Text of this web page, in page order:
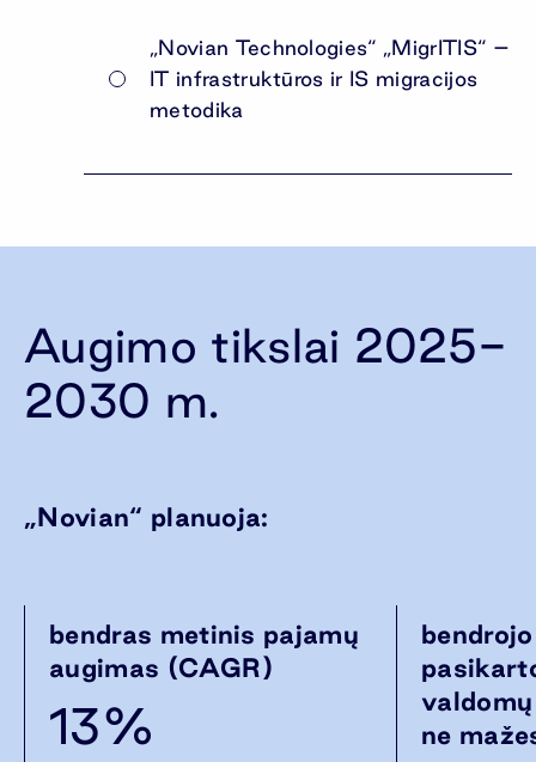
„Novian Technologies“ „MigrITIS“ –
IT infrastruktūros ir IS migracijos
metodika
Augimo tikslai 2025-
2030 m.
„Novian“ planuoja:
bendras metinis pajamų
augimas (CAGR)
13%
ne